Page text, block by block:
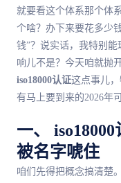
就要看这个体系那个体
个啥？办下来要花多少
钱”？说实话，我特别
响儿不是？今天咱就抛
iso18000认证这点事儿
有马上要到来的2026年
一、
被名字唬住
咱们先得把概念搞清楚